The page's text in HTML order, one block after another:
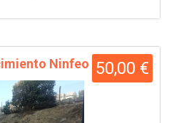
50,00 €
Ninfeo